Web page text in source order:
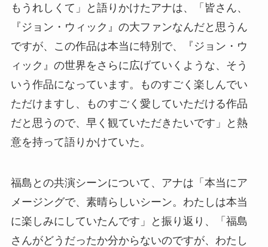
もうれしくて」と語りかけたアナは、「皆さん、
『ジョン・ウィック』の大ファンなんだと思うん
ですが、この作品は本当に特別で、『ジョン・ウ
ィック』の世界をさらに広げていくような、そう
いう作品になっています。ものすごく楽しんでい
ただけますし、ものすごく愛していただける作品
だと思うので、早く観ていただきたいです」と熱
意を持って語りかけていた。
福島との共演シーンについて、アナは「本当にア
メージングで、素晴らしいシーン。わたしは本当
に楽しみにしていたんです」と振り返り、「福島
さんがどうだったか分からないのですが、わたし